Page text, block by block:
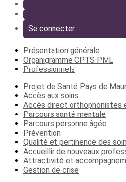
Se connecter
Présentation générale
Organigramme CPTS PML
Professionnels
Projet de Santé Pays de
Accès aux soins
Accès direct orthophonistes
Parcours santé mentale
Parcours personne âgée
Prévention
Qualité et pertinence des
Accueillir de nouveaux
Attractivité et
Gestion de crise